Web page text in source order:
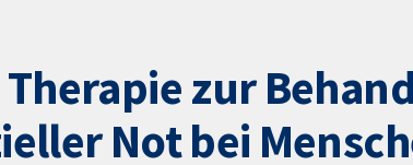
zur
Not bei